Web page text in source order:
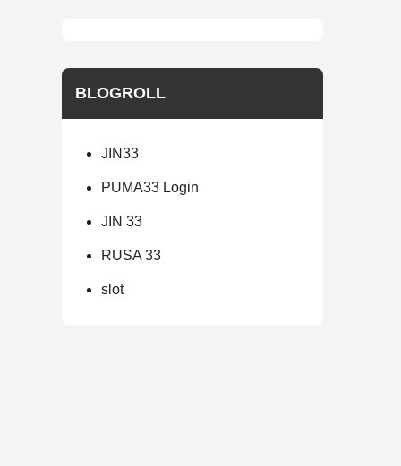
BLOGROLL
JIN33
PUMA33 Login
JIN 33
RUSA 33
slot